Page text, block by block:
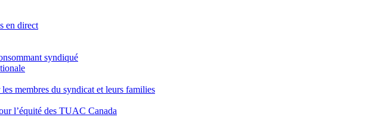
en direct
syndiqué
membres du syndicat et leurs families
l’équité des TUAC Canada